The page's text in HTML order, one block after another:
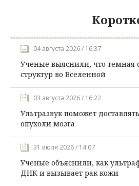
04 августа 2026 / 16:37
Ученые выяснили, что темная
структур во Вселенной
03 августа 2026 / 16:22
Ультразвук поможет
опухоли мозга
31 июля 2026 / 14:07
Ученые объяснили, как
ДНК и вызывает рак кожи